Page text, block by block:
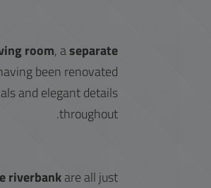
room, aseparate
been renovated
and elegant details
throughout.
riverbankare all just